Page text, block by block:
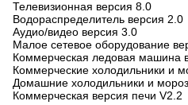
Телевизионная версия 8.0
Водораспределитель версия 2.0
Аудио/видео версия 3.0
Малое сетевое оборудование
Коммерческая ледовая машина
Коммерческие холодильники и
Домашние холодильники и
Коммерческая версия печи V2.2